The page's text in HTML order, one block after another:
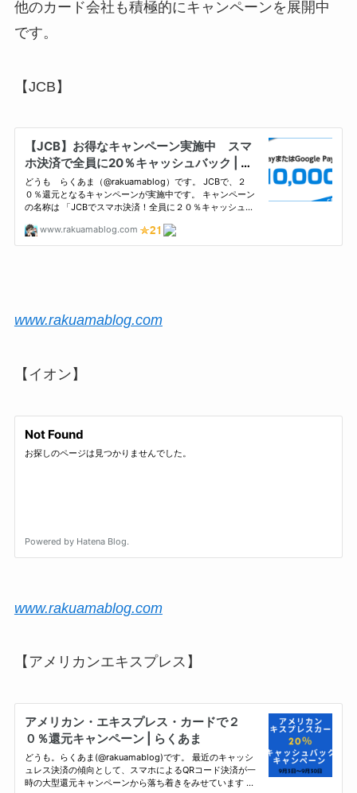
他のカード会社も積極的にキャンペーンを展開中
です。
【JCB】
www.rakuamablog.com
【イオン】
www.rakuamablog.com
【アメリカンエキスプレス】